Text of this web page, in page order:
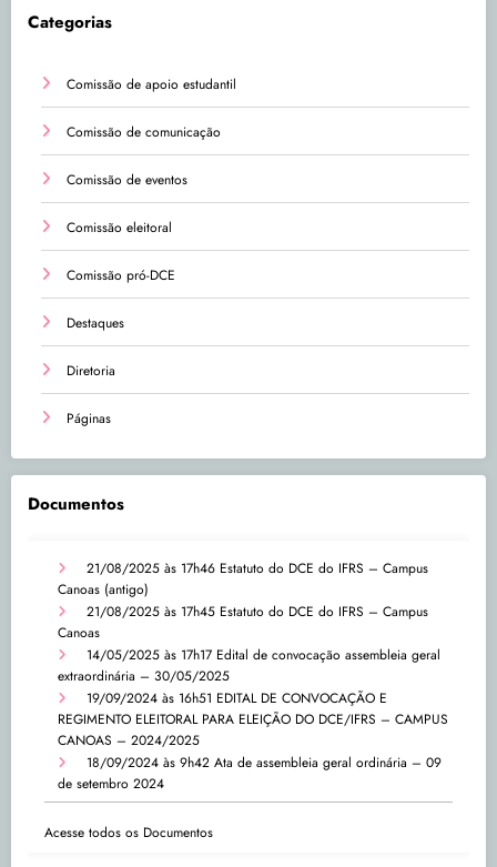
Categorias
Comissão de apoio estudantil
Comissão de comunicação
Comissão de eventos
Comissão eleitoral
Comissão pró-DCE
Destaques
Diretoria
Páginas
Documentos
21/08/2025 às 17h46 Estatuto do DCE do IFRS – Campus
Canoas (antigo)
21/08/2025 às 17h45 Estatuto do DCE do IFRS – Campus
Canoas
14/05/2025 às 17h17 Edital de convocação assembleia geral
extraordinária – 30/05/2025
19/09/2024 às 16h51 EDITAL DE CONVOCAÇÃO E
REGIMENTO ELEITORAL PARA ELEIÇÃO DO DCE/IFRS – CAMPUS
CANOAS – 2024/2025
18/09/2024 às 9h42 Ata de assembleia geral ordinária – 09
de setembro 2024
Acesse todos os Documentos